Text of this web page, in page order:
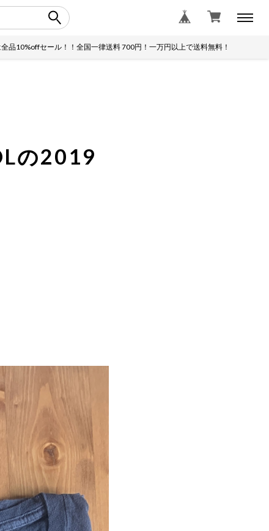
セール！！全国一律送料 700円！一万円以上で送料無料！
の2019